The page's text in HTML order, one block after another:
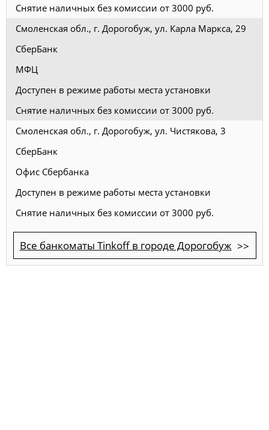
Снятие наличных без комиссии от 3000 руб.
Смоленская обл., г. Дорогобуж, ул. Карла Маркса, 29
СберБанк
МФЦ
Доступен в режиме работы места установки
Снятие наличных без комиссии от 3000 руб.
Смоленская обл., г. Дорогобуж, ул. Чистякова, 3
СберБанк
Офис Сбербанка
Доступен в режиме работы места установки
Снятие наличных без комиссии от 3000 руб.
Все банкоматы Tinkoff в городе Дорогобуж